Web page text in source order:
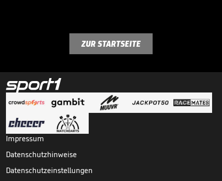
ZUR STARTSEITE
Impressum
Datenschutzhinweise
Datenschutzeinstellungen